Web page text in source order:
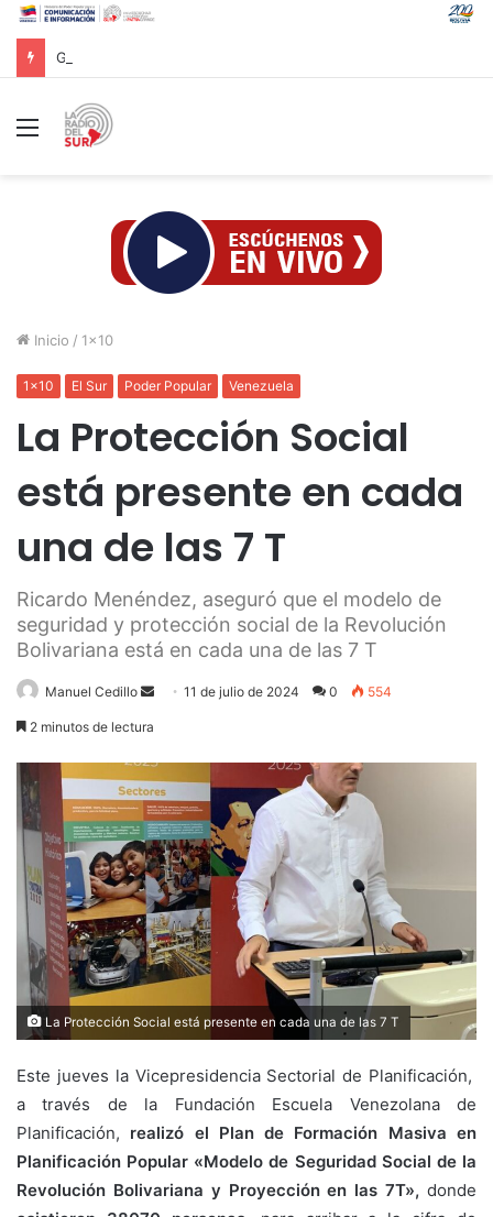
Menú
Inicio / 1x10
1x10 El Sur Poder Popular Venezuela
La Protección Social
está presente en cada
una de las 7 T
Ricardo Menéndez, aseguró que el modelo de
seguridad y protección social de la Revolución
Bolivariana está en cada una de las 7 T
Manuel Cedillo
Send11 de julio de 2024 0 554
2 minutos de lectura
La Protección Social está presente en cada una de las 7 T
Este jueves la Vicepresidencia Sectorial de Planificación,
a través de la Fundación Escuela Venezolana de
Planificación, realizó el Plan de Formación Masiva en
Planificación Popular «Modelo de Seguridad Social de la
Revolución Bolivariana y Proyección en las 7T», donde